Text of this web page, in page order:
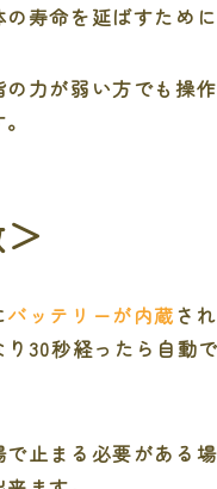
寿命を延ばすため
力が弱い方でも操
バッテリーが内蔵さ
り30秒経ったら自動
止まる必要がある